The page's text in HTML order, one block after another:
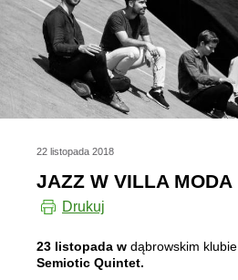
22 listopada 2018
JAZZ W VILLA MODA
Drukuj
23 listopada w dąbrowskim klubie
Semiotic Quintet.